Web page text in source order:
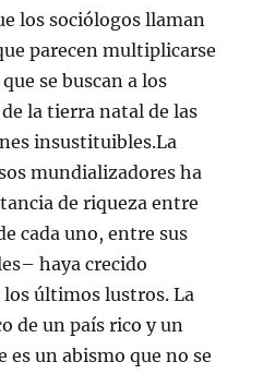
los sociólogos llaman
parecen multiplicarse
se buscan a los
la tierra natal de las
insustituibles.La
mundializadores ha
de riqueza entre
cada uno, entre sus
haya crecido
últimos lustros. La
de un país rico y un
es un abismo que no se